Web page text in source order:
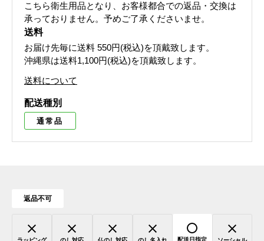
こちら衛生用品となり、お客様都合での返品・交換は
承っておりません。予めご了承くださいませ。
送料
お届け先毎に送料 550円(税込)を頂戴致します。
沖縄県は送料1,100円(税込)を頂戴致します。
送料について
配送種別
通常品
返品不可